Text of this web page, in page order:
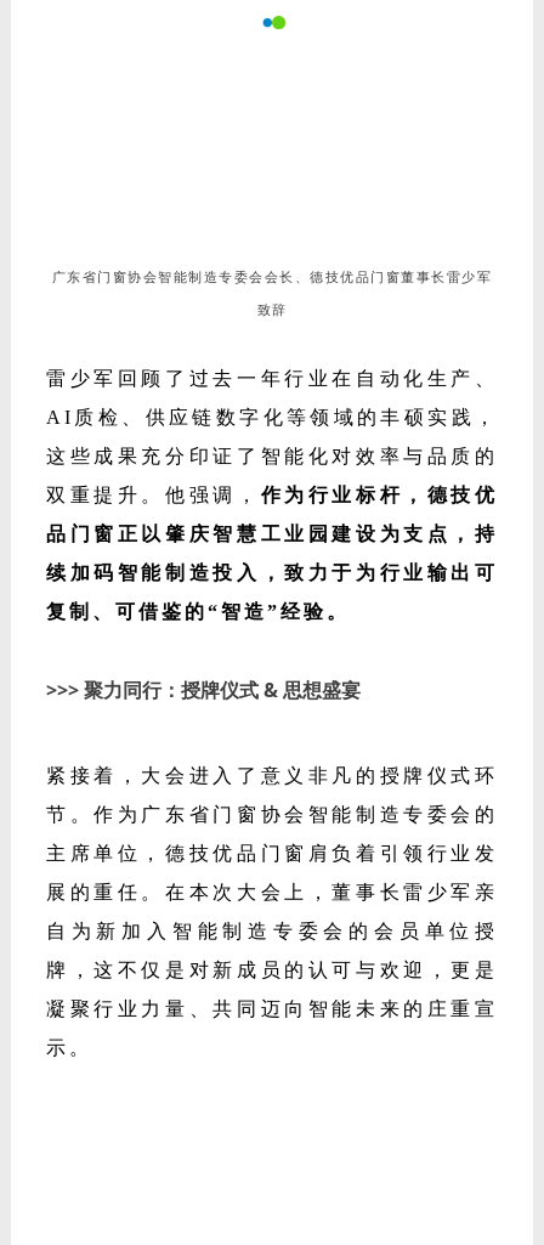
技术变革，我们才能抢占产业制高点，真正
广东省门窗协会智能制造专委会会长、德技优品门窗董事长雷少军
雷少军回顾了过去一年行业在自动化生产、
这些成果充分印证了智能化对效率与品质的
双重提升。他强调， 作为行业标杆，德技优
品门窗正以肇庆智慧工业园建设为支点，持
续加码智能制造投入，致力于为行业输出可
复制、可借鉴的“智造”经验。
>>> 聚力同行：授牌仪式 & 思想盛宴